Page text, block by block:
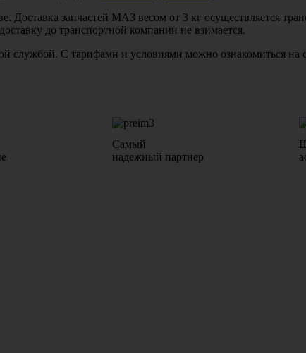
Доставка запчастей МАЗ весом от 3 кг
до транспортной компании не взимается.
службой. С тарифами и условиями можно ознакомиться
Самый
надежный партнер